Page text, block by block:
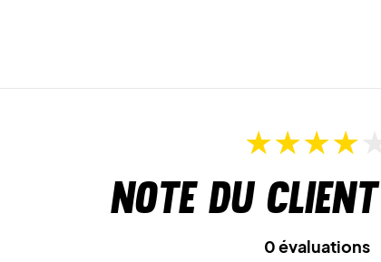
Note du client
0 évaluations